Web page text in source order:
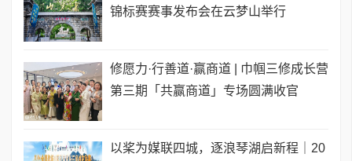
锦标赛赛事发布会在云梦山举行
修愿力·行善道·赢商道 | 巾帼三修成长营
第三期「共赢商道」专场圆满收官
以桨为媒联四城，逐浪琴湖启新程｜20